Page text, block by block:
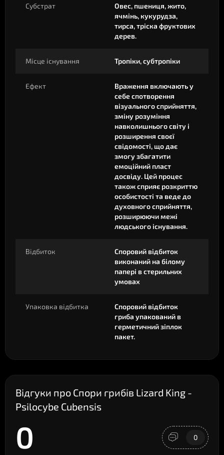
Субстрат
Овес, пшениця, жито,
ячмінь, кукурудза,
тирса, тріска фруктових
дерев.
Місце існування Тропіки, субтропіки
Ефект
Враження включають у
себе спотворення
візуального сприйняття,
зміну розуміння
навколишнього світу і
розширення своєї
свідомості, що дає
змогу збагатити
емоційний пласт
досвіду. Цей процес
також сприяє розкриттю
особистості та веде до
духовного сприйняття,
розширюючи межі
людського існування.
Відбиток
Споровий відбиток
виконаний на білому
папері в стерильних
умовах
Упаковка відбитка
Споровий відбиток
гриба упакований в
герметичний зіплок
пакет.
Відгуки про Спори грибів Lizard King -
Psilocybe Cubensis
0 0